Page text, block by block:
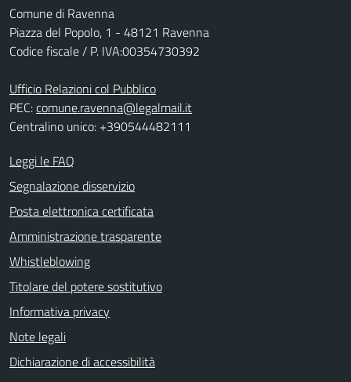
Comune di Ravenna
Piazza del Popolo, 1 - 48121 Ravenna
Codice fiscale / P. IVA:00354730392
Ufficio Relazioni col Pubblico
PEC:comune.ravenna@legalmail.it
Centralino unico: +390544482111
Leggi le FAQ
Segnalazione disservizio
Posta elettronica certificata
Amministrazione trasparente
Whistleblowing
Titolare del potere sostitutivo
Informativa privacy
Note legali
Dichiarazione di accessibilità